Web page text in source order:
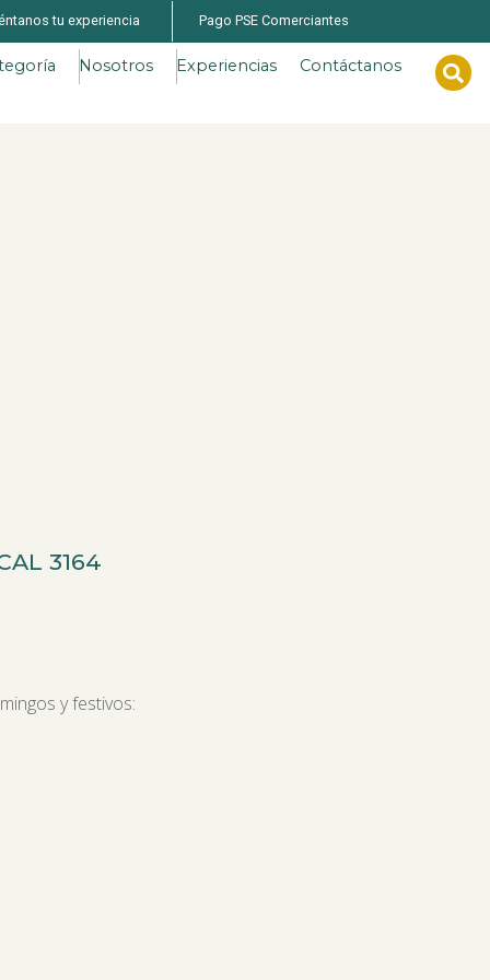
tu experiencia Pago PSE Comerciantes
Nosotros Experiencias Contáctanos
3164
y festivos: